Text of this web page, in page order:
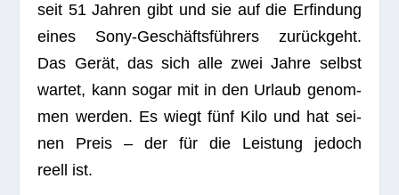
seit 51 Jah­ren gibt und sie auf die Erfin­dung
eines Sony-Geschäfts­füh­rers zurück­geht.
Das Gerät, das sich alle zwei Jahre selbst
war­tet, kann sogar mit in den Urlaub genom­
men wer­den. Es wiegt fünf Kilo und hat sei­
nen Preis – der für die Leis­tung jedoch
reell ist.